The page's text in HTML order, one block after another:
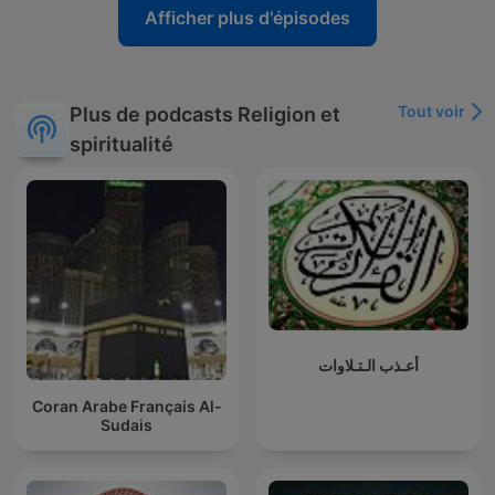
Afficher plus d'épisodes
Plus de podcasts Religion et
spiritualité
Tout voir
Coran Arabe Français Al-
Sudais
أعـذب الـتـلاوات